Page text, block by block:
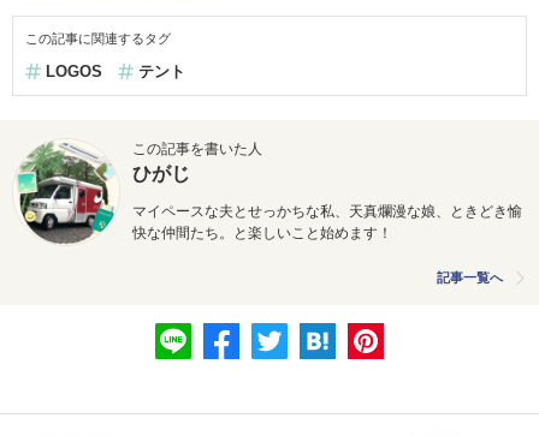
この記事に関連するタグ
LOGOS テント
この記事を書いた人
ひがじ
マイペースな夫とせっかちな私、天真爛漫な娘、ときどき愉
快な仲間たち。と楽しいこと始めます！
記事一覧へ